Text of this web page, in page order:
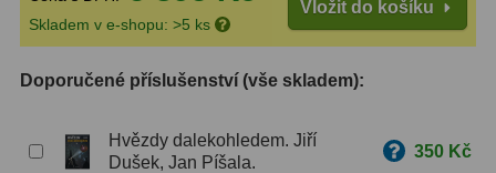
ZOOM12
ED a Flat Field12
Měřící, s mřížkou6
Skladem v e-shopu: >5 ks
Vložit do košíku
Doporučené příslušenství (vše skladem):
Hvězdy dalekohledem. Jiří
Dušek, Jan Píšala.
350 Kč